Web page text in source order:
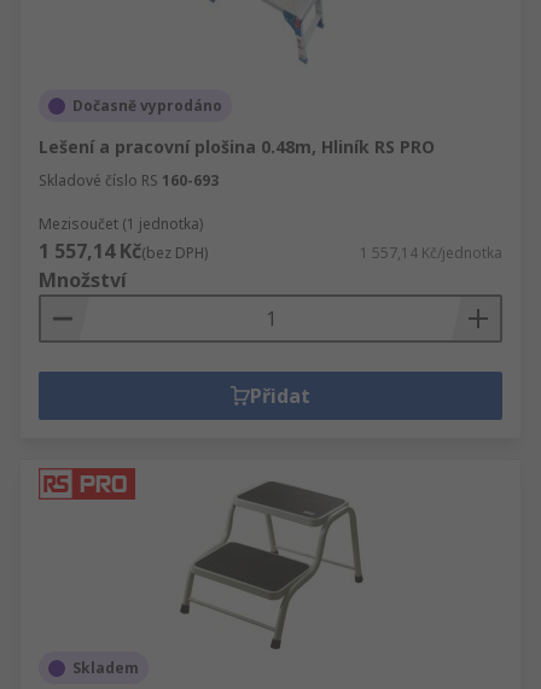
Dočasně vyprodáno
Lešení a pracovní plošina 0.48m, Hliník RS PRO
Skladové číslo RS 160-693
Mezisoučet (1 jednotka)
1 557,14 Kč(bez DPH) 1 557,14 Kč/jednotka
Množství
Přidat
Skladem